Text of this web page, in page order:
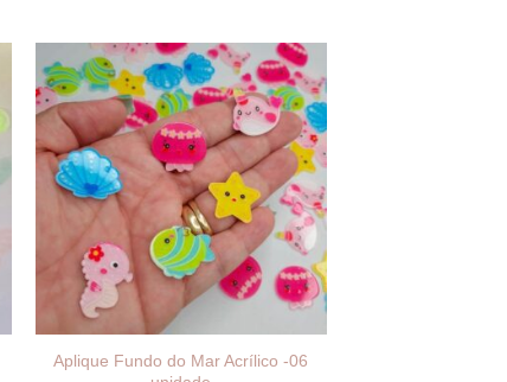
Aplique Fundo do Mar Acrílico -06